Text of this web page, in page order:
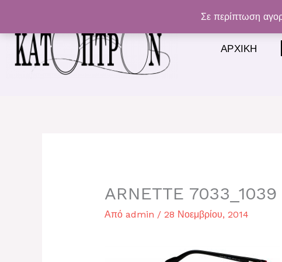
Σε περίπτωση
περιεχόμενο
ΑΡΧΙΚΉ
ARNETTE 7033_1039
Από admin / 28 Νοεμβρίου, 2014